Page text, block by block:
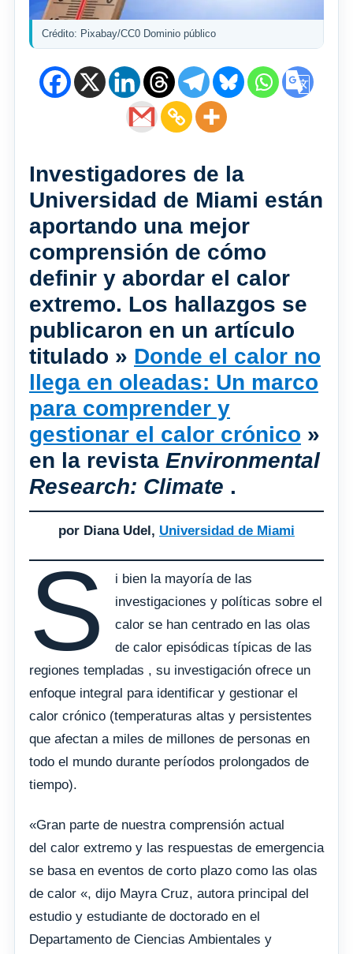
Crédito: Pixabay/CC0 Dominio público
Investigadores de la
Universidad de Miami están
aportando una mejor
comprensión de cómo
definir y abordar el calor
extremo. Los hallazgos se
publicaron en un artículo
titulado » Donde el calor no
llega en oleadas: Un marco
para comprender y
gestionar el calor crónico »
en la revista Environmental
Research: Climate .
por Diana Udel, Universidad de Miami
S
i bien la mayoría de las
investigaciones y políticas sobre el
calor se han centrado en las olas
de calor episódicas típicas de las
regiones templadas , su investigación ofrece un
enfoque integral para identificar y gestionar el
calor crónico (temperaturas altas y persistentes
que afectan a miles de millones de personas en
todo el mundo durante períodos prolongados de
tiempo).
«Gran parte de nuestra comprensión actual
del calor extremo y las respuestas de emergencia
se basa en eventos de corto plazo como las olas
de calor «, dijo Mayra Cruz, autora principal del
estudio y estudiante de doctorado en el
Departamento de Ciencias Ambientales y